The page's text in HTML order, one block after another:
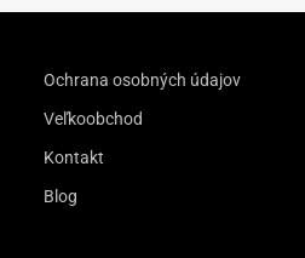
Ochrana osobných údajov
Veľkoobchod
Kontakt
Blog